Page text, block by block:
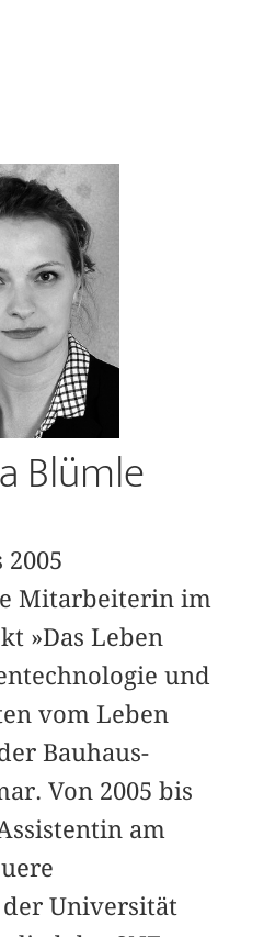
Blümle
Mitarbeiterin im
»Das Leben
und
vom Leben
Bauhaus-
Von 2005 bis
am
Universität